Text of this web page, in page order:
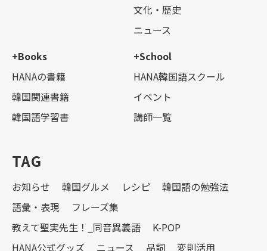
文化・歴史
ニュース
+Books
HANAの書籍
韓国関連書籍
韓国語学習書
+School
HANA韓国語スクール
イベント
講師一覧
TAG
お知らせ 韓国グルメ レシピ
韓国語の勉強法
語彙・表現
フレーズ集
教えて聖実先生！_同音異義語
K-POP
HANA公式グッズ
ニュース 品詞
変則活用